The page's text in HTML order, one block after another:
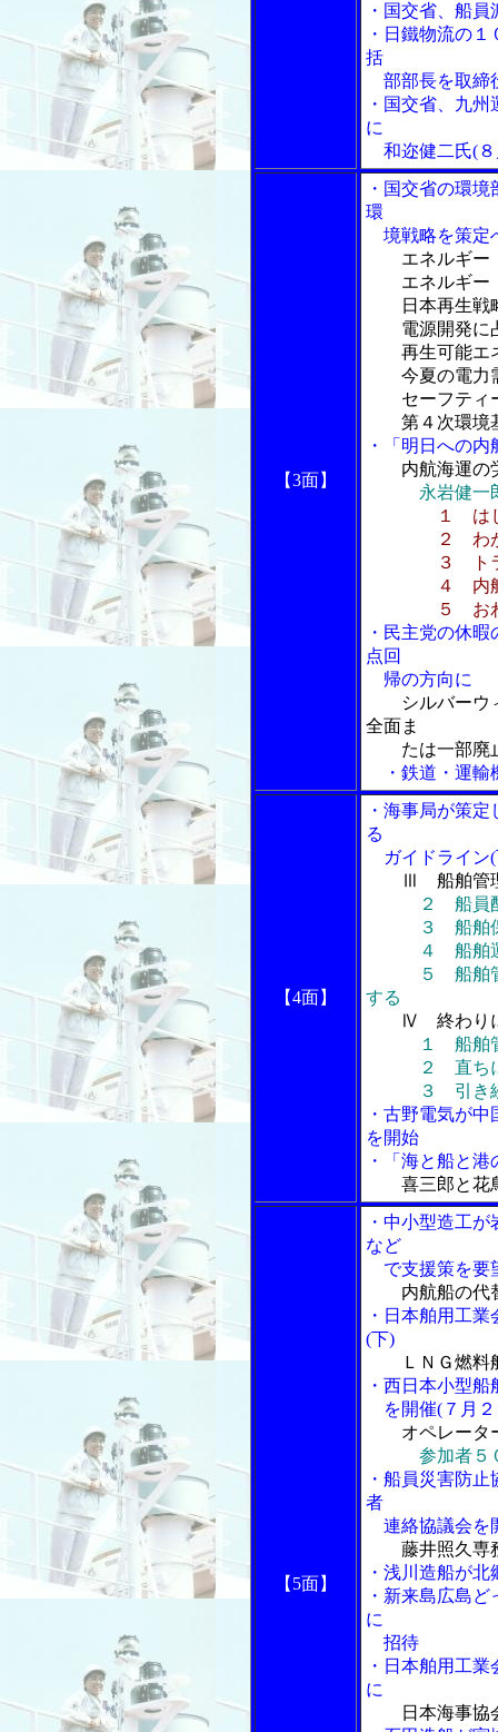
・国交省、船
・日鐵物流の
括
部部長を取締
・国交省、九
に
和迩健二氏(８
【3面】
・国交省の環
環
境戦略を策定
エネルギー
エネルギー・
日本再生戦
電源開発に占
再生可能エネ
今夏の電力
セーフティー
第４次環境
・「明日への
内航海運の
永岩健一
１ は
２ わが国
３ トラッ
４ 内航海
５ おわ
・民主党の休
点回
帰の方向に
シルバーウ
全面ま
たは一部廃
・鉄道・運輸
【4面】
・海事局が策
る
ガイドライン(
Ⅲ 船舶管
２ 船員
３ 船舶保
４ 船舶運航
５ 船舶管理
する
Ⅳ 終わり
１ 船舶
２ 直ちに
３ 引き続
・古野電気が
を開始
・「海と船と
喜三郎と
【5面】
・中小型造工
など
で支援策を要
内航船の代
・日本舶用工
(下)
ＬＮＧ燃料
・西日本小型
を開催(７月
オペレータ
参加者５
・船員災害防
者
連絡協議会を
藤井照久専
・浅川造船が
・新来島広島
に
招待
・日本舶用工
に
日本海事協